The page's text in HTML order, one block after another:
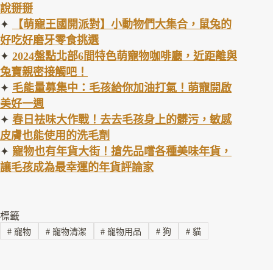
說掰掰
✦
【萌寵王國開派對】小動物們大集合，鼠兔的
好吃好磨牙零食挑選
✦ 2024盤點北部6間特色萌寵物咖啡廳，近距離與
兔寶親密接觸吧！
✦ 毛能量募集中：毛孩給你加油打氣！萌寵開啟
美好一週
✦ 春日祛味大作戰！去去毛孩身上的髒污，敏感
皮膚也能使用的洗毛劑
✦ 寵物也有年貨大街！搶先品嚐各種美味年貨，
讓毛孩成為最幸運的年貨評論家
標籤
#寵物 #寵物清潔 # 寵物用品 # 狗 # 貓